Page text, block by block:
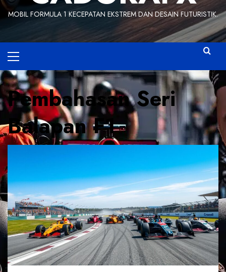
MOBIL FORMULA 1 KECEPATAN EKSTREM DAN DESAIN FUTURISTIK.
Menu
Pembahasan Seri
Balapan F1